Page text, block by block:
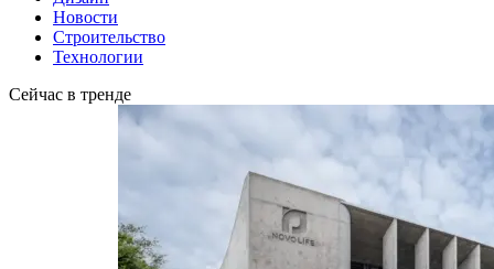
Новости
Строительство
Технологии
Сейчас в тренде